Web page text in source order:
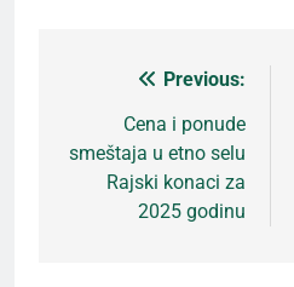
Кретање
чланка
Previous:
Cena i ponude
smeštaja u etno selu
Rajski konaci za
2025 godinu